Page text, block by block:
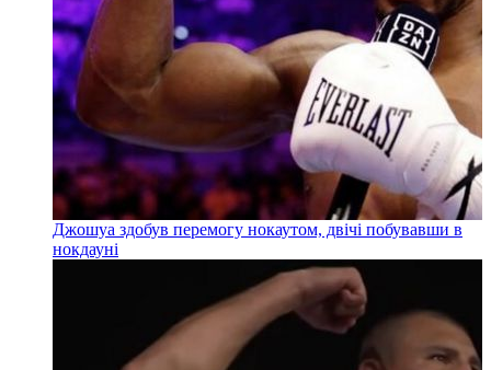
Джошуа здобув перемогу нокаутом, двічі побувавши в
нокдауні